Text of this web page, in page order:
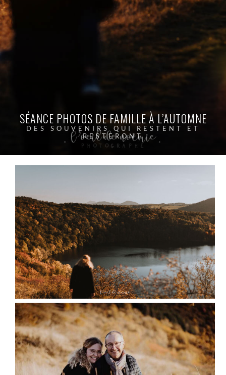
SÉANCE PHOTOS DE FAMILLE À L’AUTOMNE
DES SOUVENIRS QUI RESTENT ET
RESTERONT